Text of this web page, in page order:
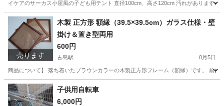
イケアのサーカス小屋風の子ども用テント 直径100cm、高さ120cm 汚れがあります
沖縄 那覇市 古島駅 キッズ用品
売ります
木製 正方形 額縁（39.5×39.5cm）ガラス仕様・壁
掛け＆置き型両用
600円
古島駅 8月5日
商品について】 落ち着いたブラウンカラーの木製正方形フレーム（額縁）です。 前
沖縄 那覇市 古島駅 インテリア雑貨/小物
子供用自転車
6,000円